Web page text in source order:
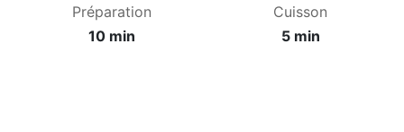
Préparation
10 min
Cuisson
5 min